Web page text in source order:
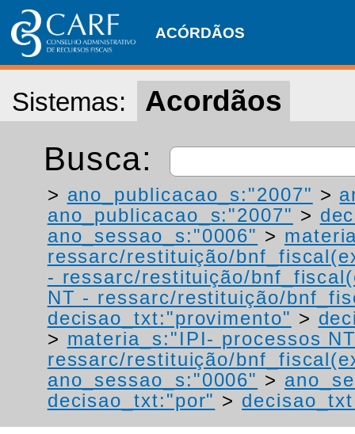
ACÓRDÃOS
Sistemas: Acordãos
Busca:
> ano_publicacao_s:"2007" >
ano_publicacao_s:"2007" >
ano_sessao_s:"0006" >
ressarc/restituição/
- ressarc/restituição/
NT - ressarc/restituição/
decisao_txt:"provimento" >
> materia_s:"IPI- processos
ressarc/restituição/
ano_sessao_s:"0006" >
decisao_txt:"por" >